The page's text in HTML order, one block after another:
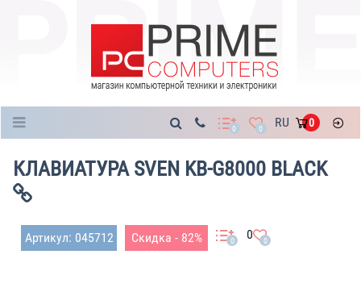
0 0 RU 0
КЛАВИАТУРА SVEN KB-G8000 BLACK
Артикул: 045712 Скидка - 82% 0 0 0